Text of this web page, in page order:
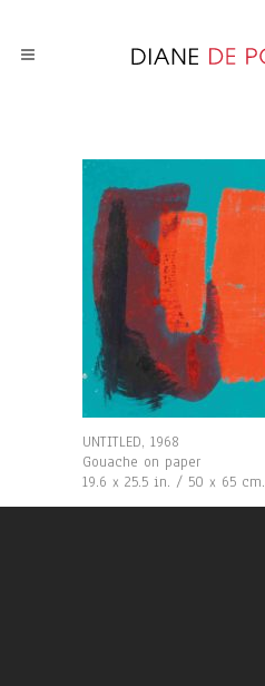
UNTITLED, 1968
Gouache on paper
19.6 x 25.5 in. / 50 x 65 cm.